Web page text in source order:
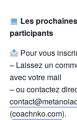
Les
participants
Pour vous
– Laissez un
avec votre mail
– ou contactez
(coachnko.com).